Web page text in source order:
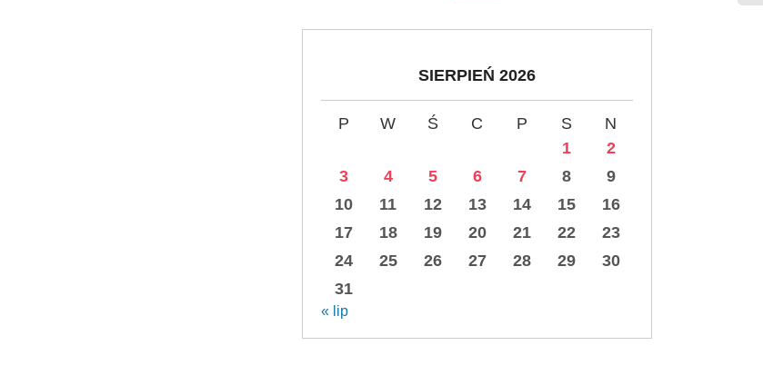
SIERPIEŃ 2026
P W Ś C P S
N
1
2
3
4 5 6 7 8
9
10
11 12 13 14 15
16
17
18 19 20 21 22
23
24
25 26 27 28 29
30
31
« lip